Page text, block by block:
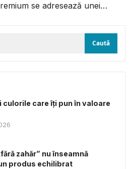
se adresează unei
culorile care îți pun în valoare
zahăr” nu înseamnă
produs echilibrat